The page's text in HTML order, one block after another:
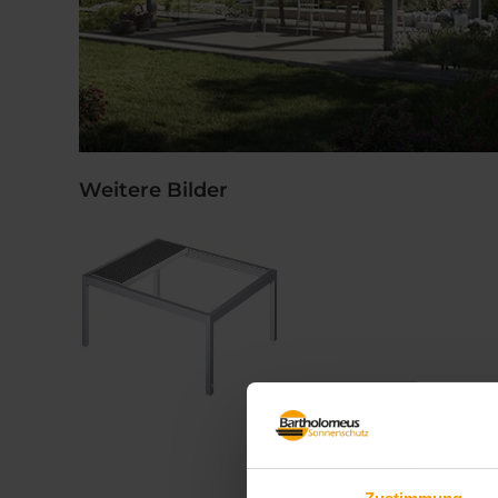
Weitere Bilder